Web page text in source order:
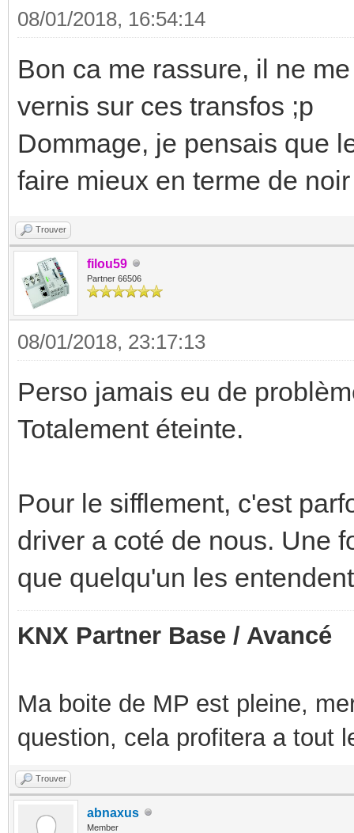
08/01/2018, 16:54:14
Bon ca me rassure, il ne
vernis sur ces transfos ;p
Dommage, je pensais que
faire mieux en terme de
Trouver
filou59
Partner 66506
08/01/2018, 23:17:13
Perso jamais eu de
Totalement éteinte.
Pour le sifflement, c'est
driver a coté de nous. Une
que quelqu'un les entendent
KNX Partner Base / Avancé
Ma boite de MP est pleine,
question, cela profitera a tout
Trouver
abnaxus
Member